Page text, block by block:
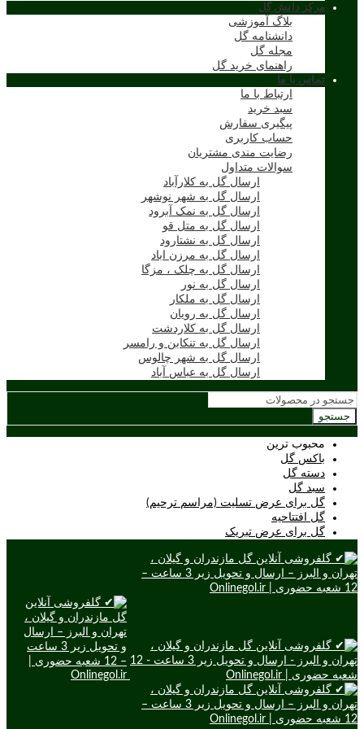
مرکز دانش گل
بلاگ آموزشی
دانشنامه گل
مجله گل
راهنمای خرید گل
تماس با ما
ارتباط با ما
سبد خرید
پیگیری سفارش
حساب کاربری
رضایت مندی مشتریان
سوالات متداول
ارسال گل به کلارآباد
ارسال گل به شهر نوشهر
ارسال گل به نمک آبرود
ارسال گل به متل قو
ارسال گل به نشتارود
ارسال گل به مرزن اباد
ارسال گل به چلک ، مزگا
ارسال گل به نور
ارسال گل به ملکار
ارسال گل به رویان
ارسال گل به کلاردشت
ارسال گل به تنکابن و رامسر
ارسال گل به شهر چالوس
ارسال گل به عباس آباد
جستجو
محبوب ترین
باکس گل
دسته گل
سبد گل
گل برای عرض تسلیت (مراسم ترحیم)
گل افتتاحیه
گل برای عرض تبریک